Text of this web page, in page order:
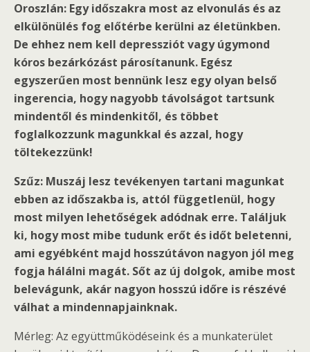
Oroszlán: Egy időszakra most az elvonulás és az
elkülönülés fog előtérbe kerülni az életünkben.
De ehhez nem kell depressziót vagy úgymond
kóros bezárkózást párosítanunk. Egész
egyszerűen most bennünk lesz egy olyan belső
ingerencia, hogy nagyobb távolságot tartsunk
mindentől és mindenkitől, és többet
foglalkozzunk magunkkal és azzal, hogy
töltekezzünk!
Szűz: Muszáj lesz tevékenyen tartani magunkat
ebben az időszakba is, attól függetlenül, hogy
most milyen lehetőségek adódnak erre. Találjuk
ki, hogy most mibe tudunk erőt és időt beletenni,
ami egyébként majd hosszútávon nagyon jól meg
fogja hálálni magát. Sőt az új dolgok, amibe most
belevágunk, akár nagyon hosszú időre is részévé
válhat a mindennapjainknak.
Mérleg: Az együttműködéseink és a munkaterület